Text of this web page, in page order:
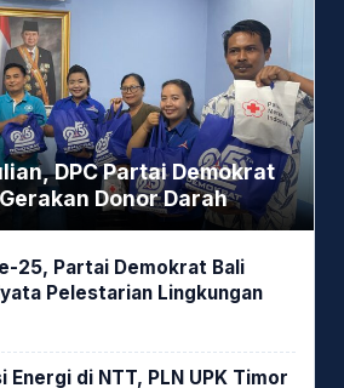
DPC Partai Demokrat
Donor Darah
25, Partai Demokrat Bali
Pelestarian Lingkungan
Energi di NTT, PLN UPK Timor